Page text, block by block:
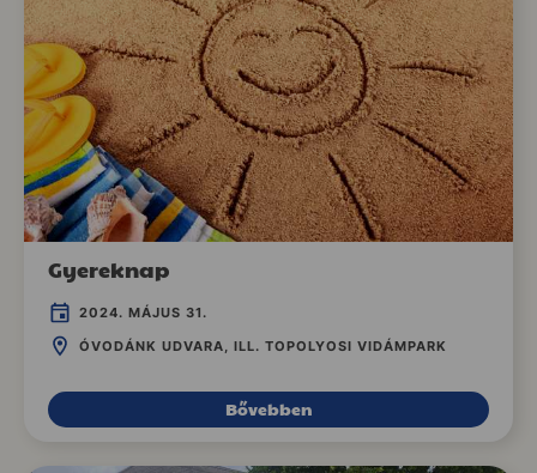
Gyereknap
2024. MÁJUS 31.
ÓVODÁNK UDVARA, ILL. TOPOLYOSI VIDÁMPARK
Bővebben